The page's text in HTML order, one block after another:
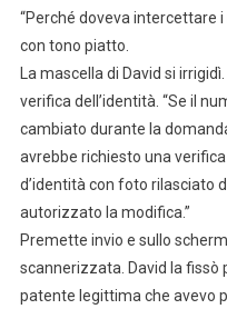
“Perché doveva intercettare
con tono piatto.
La mascella di David si
verifica dell’identità. “Se il
cambiato durante la
avrebbe richiesto una
d’identità con foto rilasciato
autorizzato la modifica.”
Premette invio e sullo
scannerizzata. David la fissò
patente legittima che avevo